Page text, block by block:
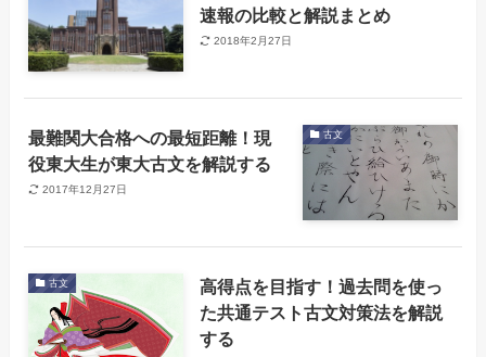
速報の比較と解説まとめ
2018年2月27日
古文
最難関大合格への最短距離！現
役東大生が東大古文を解説する
2017年12月27日
古文
高得点を目指す！過去問を使っ
た共通テスト古文対策法を解説
する